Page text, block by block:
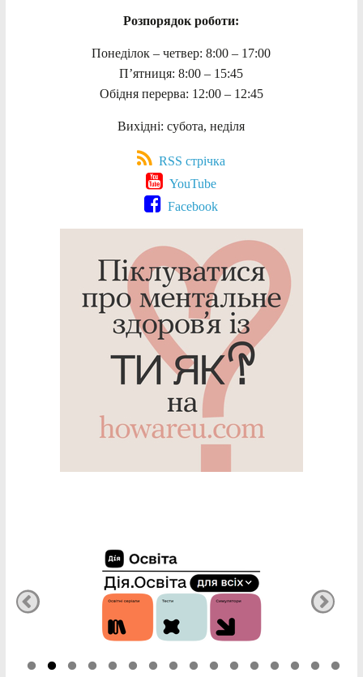
Розпорядок роботи:
Понеділок – четвер: 8:00 – 17:00
П’ятниця: 8:00 – 15:45
Обідня перерва: 12:00 – 12:45
Вихідні: субота, неділя
RSS стрічка
YouTube
Facebook